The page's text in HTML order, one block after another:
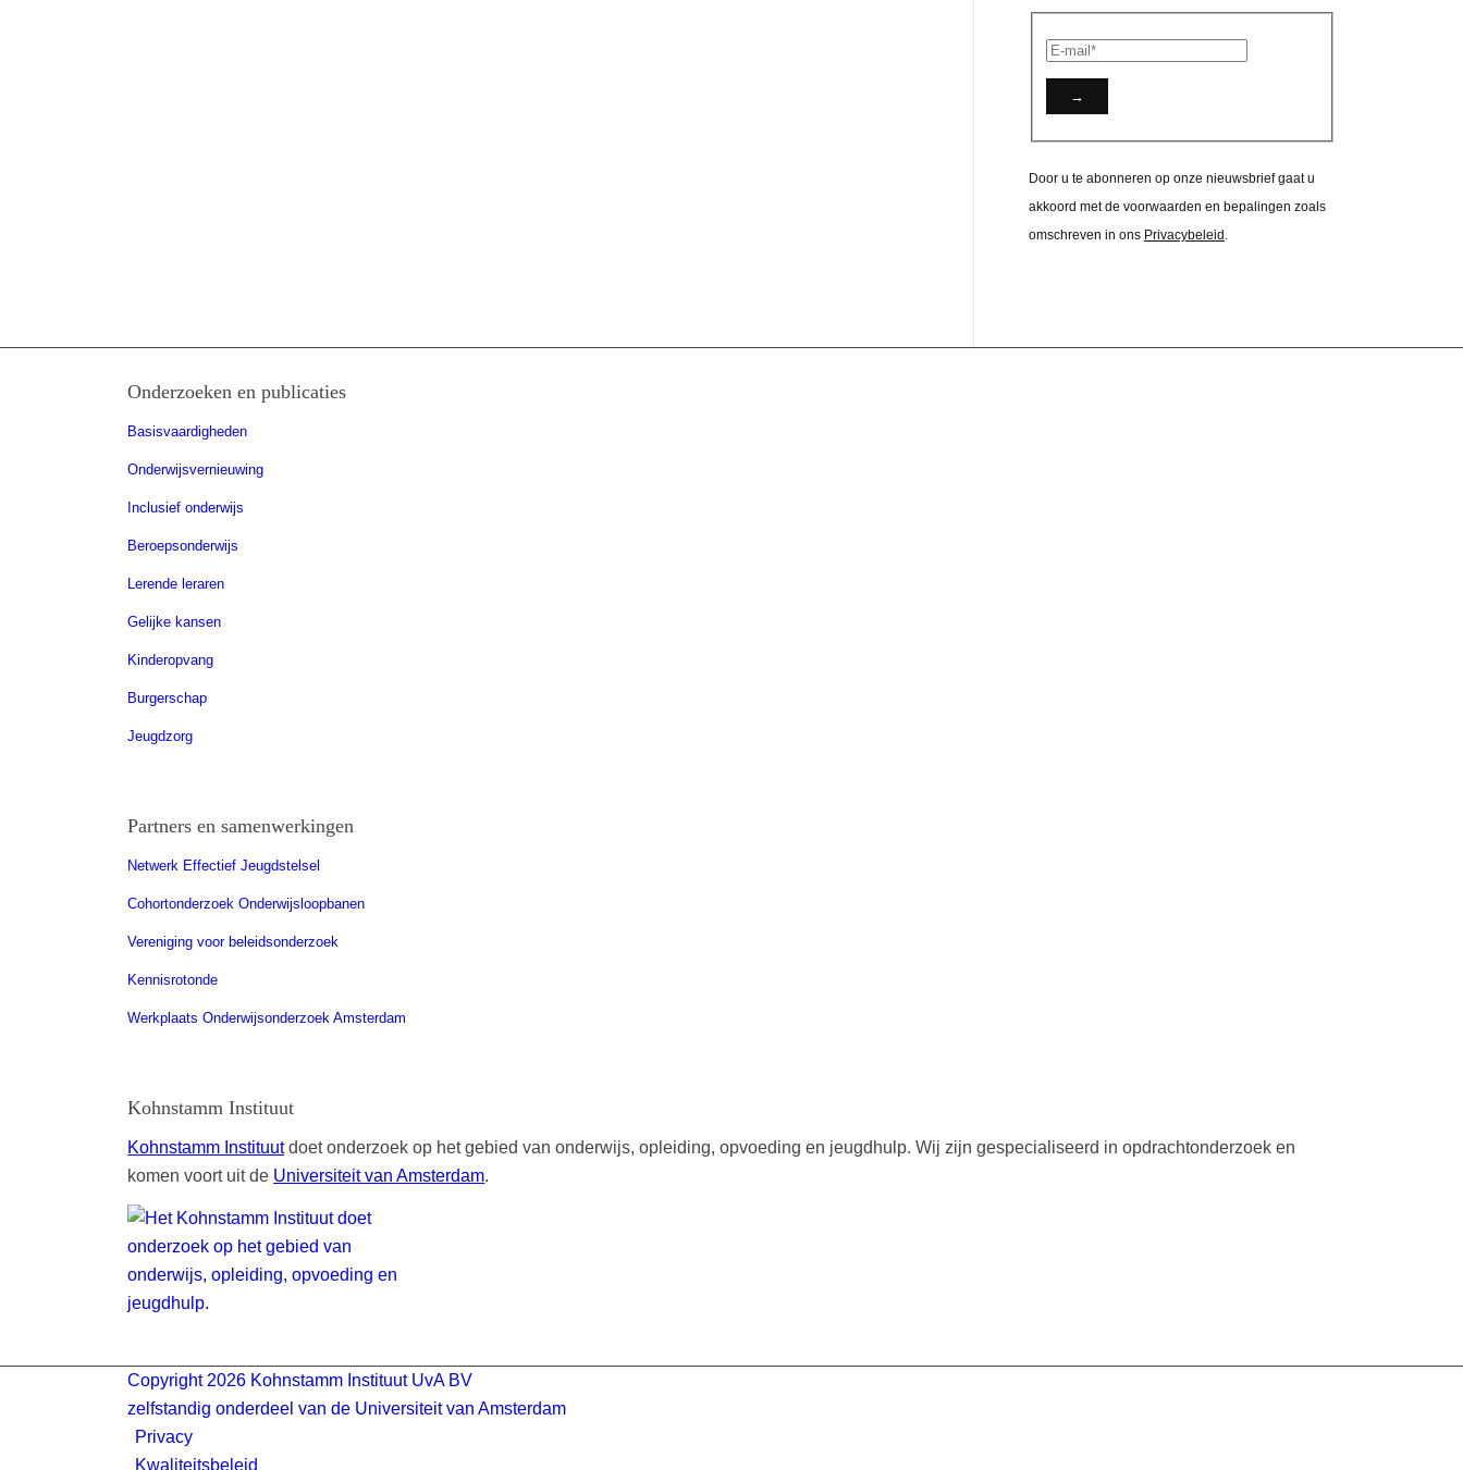
Door u te abonneren op onze nieuwsbrief gaat u
akkoord met de voorwaarden en bepalingen zoals
omschreven in ons Privacybeleid
Onderzoeken en publicaties
Basisvaardigheden
Onderwijsvernieuwing
Inclusief onderwijs
Beroepsonderwijs
Lerende leraren
Gelijke kansen
Kinderopvang
Burgerschap
Jeugdzorg
Partners en samenwerkingen
Netwerk Effectief Jeugdstelsel
Cohortonderzoek Onderwijsloopbanen
Vereniging voor beleidsonderzoek
Kennisrotonde
Werkplaats Onderwijsonderzoek Amsterdam
Kohnstamm Instituut
Kohnstamm Instituutdoet onderzoek op het gebied van onderwijs, opleiding, opvoeding en jeugdhulp. Wij zijn gespecialiseerd in opdrachtonderzoek en
komen voort uit de Universiteit van Amsterdam.
Copyright 2026 Kohnstamm Instituut UvA BV
zelfstandig onderdeel van de Universiteit van Amsterdam
Privacy
Kwaliteitsbeleid